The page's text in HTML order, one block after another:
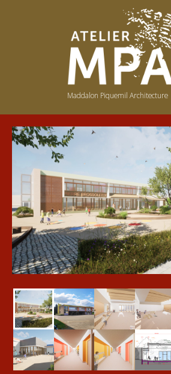
Maddalon Piquemil Architecture
NOTRE PHILOSOPHIE
NOTRE ÉQUIPE
LUMIÈRE
COULEURS
PUBLICATIONS / PRIX
PUBLIC
RÉ-EMPLOI
AVANT-APRÈS
CONCEPTS
DU DESSIN À LA RÉALITÉ
EXTENSION